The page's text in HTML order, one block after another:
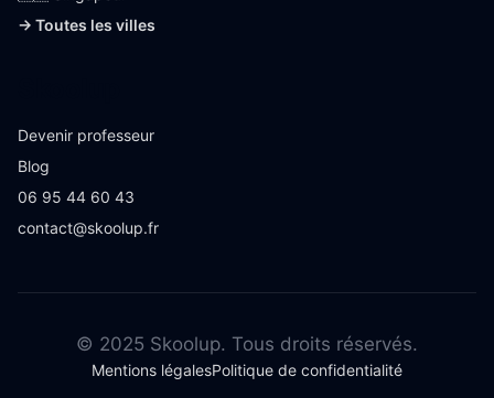
→ Toutes les villes
Devenir professeur
Blog
06 95 44 60 43
contact@skoolup.fr
© 2025 Skoolup. Tous droits réservés.
Mentions légalesPolitique de confidentialité